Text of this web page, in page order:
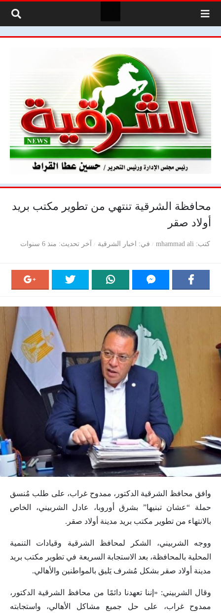
محافظة الشرقية تنتهي من تطوير مكتب بريد
أولاد صقر
كتب mhammad ali في اخبار الشرقية آخر تحديث منذ 6 سنوات
وافق محافظ الشرقية الدكتور، ممدوح غراب، على طلب مُنسق
حملة “عشان تبنيها” بشرق أوروبا، عادل الشربيني، الخاص
بالانتهاء من تطوير مكتب بريد مدينة أولاد صقر.
ووجه الشربيني، الشكر لمحافظ الشرقية وقيادات التنمية
المحلية بالمحافظة، بعد الاستجابة السريعة في تطوير مكتب بريد
مدينة أولاد صقر بشكل مُشرف يَليق بالمواطنين والأهالي.
وقال الشربيني: «إننا تعهدنا دائمًا من محافظ الشرقية الدكتور،
ممدوح غراب، على حل جميع مشاكل الأهالي، واستجابته